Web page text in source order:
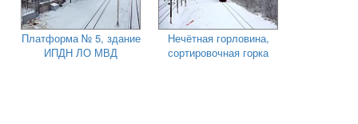
Платформа № 5, здание
ИПДН ЛО МВД
Нечётная горловина,
сортировочная горка